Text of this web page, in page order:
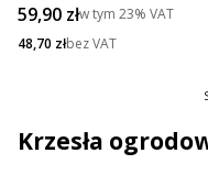
Cena brutto
59,90 złw tym 23% VAT
Cena netto
48,70 złbez VAT
Krzesła